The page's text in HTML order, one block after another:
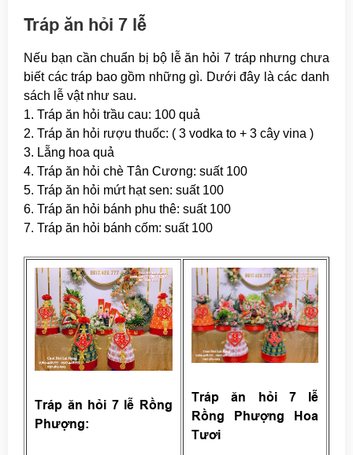
Tráp ăn hỏi 7 lễ
Nếu bạn cần chuẩn bị bộ lễ ăn hỏi 7 tráp nhưng chưa
biết các tráp bao gồm những gì. Dưới đây là các danh
sách lễ vật như sau.
1. Tráp ăn hỏi trầu cau: 100 quả
2. Tráp ăn hỏi rượu thuốc: ( 3 vodka to + 3 cây vina )
3. Lẵng hoa quả
4. Tráp ăn hỏi chè Tân Cương: suất 100
5. Tráp ăn hỏi mứt hạt sen: suất 100
6. Tráp ăn hỏi bánh phu thê: suất 100
7. Tráp ăn hỏi bánh cốm: suất 100
Tráp ăn hỏi 7 lễ Rồng
Phượng:
Tráp ăn hỏi 7 lễ
Rồng Phượng Hoa
Tươi